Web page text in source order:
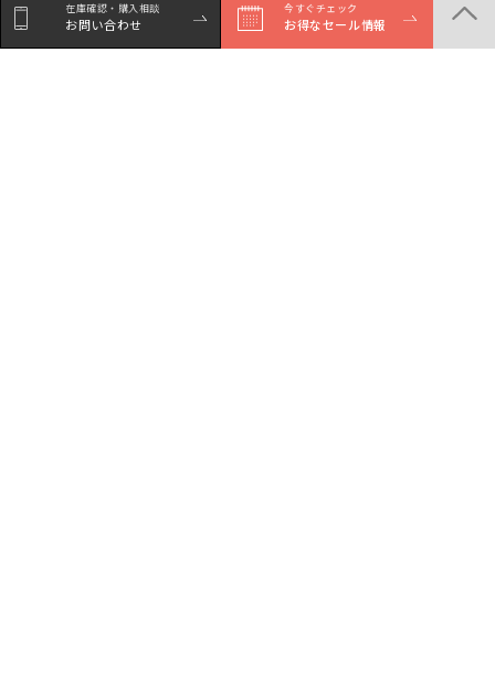
在庫確認・購入相談
お問い合わせ
今すぐチェック
お得なセール情報